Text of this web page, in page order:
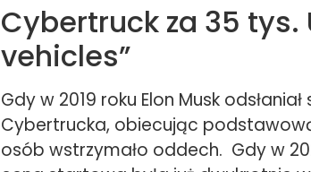
Cybertruck za 35 tys.
vehicles”
Gdy w 2019 roku Elon Musk
Cybertrucka, obiecując
osób wstrzymało oddech. Gdy w